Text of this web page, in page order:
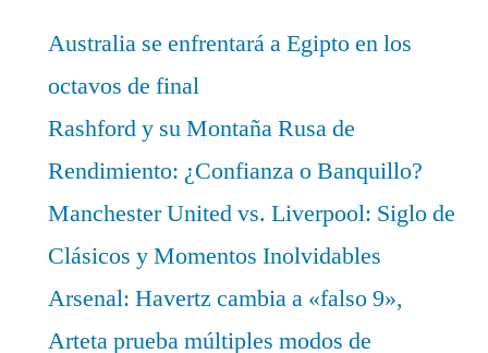
Australia se enfrentará a Egipto en los
octavos de final
Rashford y su Montaña Rusa de
Rendimiento: ¿Confianza o Banquillo?
Manchester United vs. Liverpool: Siglo de
Clásicos y Momentos Inolvidables
Arsenal: Havertz cambia a «falso 9»,
Arteta prueba múltiples modos de